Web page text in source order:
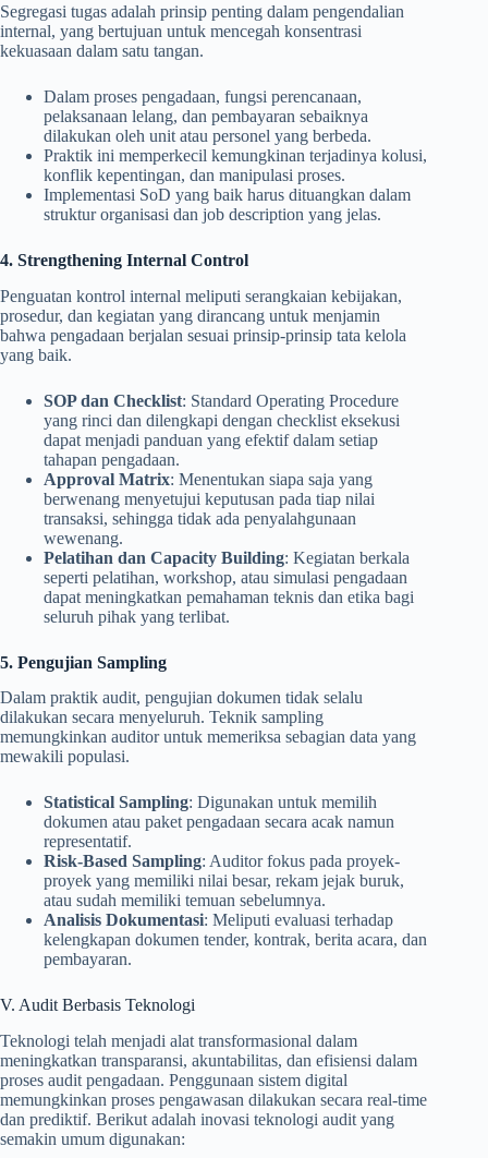
Segregasi tugas adalah prinsip penting dalam pengendalian
internal, yang bertujuan untuk mencegah konsentrasi
kekuasaan dalam satu tangan.
Dalam proses pengadaan, fungsi perencanaan,
pelaksanaan lelang, dan pembayaran sebaiknya
dilakukan oleh unit atau personel yang berbeda.
Praktik ini memperkecil kemungkinan terjadinya kolusi,
konflik kepentingan, dan manipulasi proses.
Implementasi SoD yang baik harus dituangkan dalam
struktur organisasi dan job description yang jelas.
4. Strengthening Internal Control
Penguatan kontrol internal meliputi serangkaian kebijakan,
prosedur, dan kegiatan yang dirancang untuk menjamin
bahwa pengadaan berjalan sesuai prinsip-prinsip tata kelola
yang baik.
SOP dan Checklist: Standard Operating Procedure
yang rinci dan dilengkapi dengan checklist eksekusi
dapat menjadi panduan yang efektif dalam setiap
tahapan pengadaan.
Approval Matrix: Menentukan siapa saja yang
berwenang menyetujui keputusan pada tiap nilai
transaksi, sehingga tidak ada penyalahgunaan
wewenang.
Pelatihan dan Capacity Building: Kegiatan berkala
seperti pelatihan, workshop, atau simulasi pengadaan
dapat meningkatkan pemahaman teknis dan etika bagi
seluruh pihak yang terlibat.
5. Pengujian Sampling
Dalam praktik audit, pengujian dokumen tidak selalu
dilakukan secara menyeluruh. Teknik sampling
memungkinkan auditor untuk memeriksa sebagian data yang
mewakili populasi.
Statistical Sampling: Digunakan untuk memilih
dokumen atau paket pengadaan secara acak namun
representatif.
Risk-Based Sampling: Auditor fokus pada proyek-
proyek yang memiliki nilai besar, rekam jejak buruk,
atau sudah memiliki temuan sebelumnya.
Analisis Dokumentasi: Meliputi evaluasi terhadap
kelengkapan dokumen tender, kontrak, berita acara, dan
pembayaran.
V. Audit Berbasis Teknologi
Teknologi telah menjadi alat transformasional dalam
meningkatkan transparansi, akuntabilitas, dan efisiensi dalam
proses audit pengadaan. Penggunaan sistem digital
memungkinkan proses pengawasan dilakukan secara real-time
dan prediktif. Berikut adalah inovasi teknologi audit yang
semakin umum digunakan: